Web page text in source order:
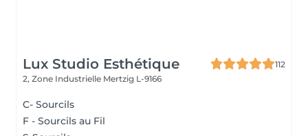
Lux Studio Esthétique
112
2, Zone Industrielle Mertzig L-9166
C- Sourcils
F - Sourcils au Fil